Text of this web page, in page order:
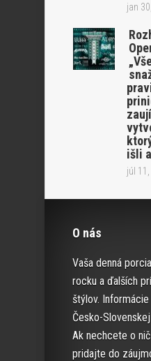
jan
išli
júl
O nás
Vaša denná
rocku a ďalších
štýlov.
Česko-
Ak nechcete o
pridajte do